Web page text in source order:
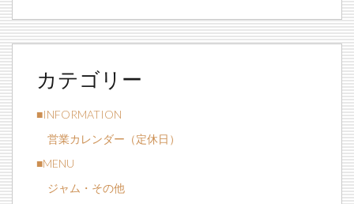
カテゴリー
■INFORMATION
営業カレンダー（定休日）
■MENU
ジャム・その他